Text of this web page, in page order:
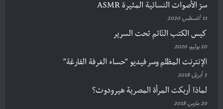
سرّ الأصوات النسائية المثيرة ASMR
11 أغسطس، 2020
كيس الكتب النّائم تحت السرير
20 يوليو، 2020
الإنترنت المظلم وسر فيديو “حساء الغرفة الفارغة”
5 أبريل، 2018
لماذا أربكت المرأة المصرية هيرودوت؟
20 مارس، 2018